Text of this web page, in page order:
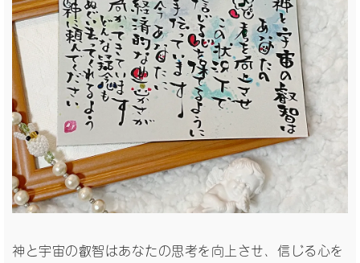
神と宇宙の叡智はあなたの思考を向上させ、信じる心を